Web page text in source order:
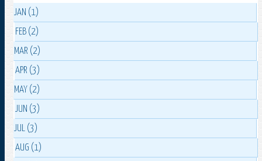
JAN (1)
FEB (2)
MAR (2)
APR (3)
MAY (2)
JUN (3)
JUL (3)
AUG (1)